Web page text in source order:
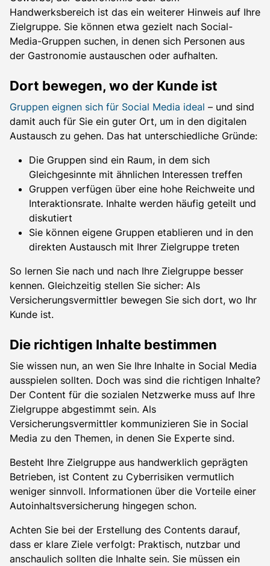
Handwerksbereich ist das ein weiterer Hinweis auf Ihre
Zielgruppe. Sie können etwa gezielt nach Social-
Media-Gruppen suchen, in denen sich Personen aus
der Gastronomie austauschen oder aufhalten.
Dort bewegen, wo der Kunde ist
Gruppen eignen sich für Social Media ideal – und sind
damit auch für Sie ein guter Ort, um in den digitalen
Austausch zu gehen. Das hat unterschiedliche Gründe:
Die Gruppen sind ein Raum, in dem sich
Gleichgesinnte mit ähnlichen Interessen treffen
Gruppen verfügen über eine hohe Reichweite und
Interaktionsrate. Inhalte werden häufig geteilt und
diskutiert
Sie können eigene Gruppen etablieren und in den
direkten Austausch mit Ihrer Zielgruppe treten
So lernen Sie nach und nach Ihre Zielgruppe besser
kennen. Gleichzeitig stellen Sie sicher: Als
Versicherungsvermittler bewegen Sie sich dort, wo Ihr
Kunde ist.
Die richtigen Inhalte bestimmen
Sie wissen nun, an wen Sie Ihre Inhalte in Social Media
ausspielen sollten. Doch was sind die richtigen Inhalte?
Der Content für die sozialen Netzwerke muss auf Ihre
Zielgruppe abgestimmt sein. Als
Versicherungsvermittler kommunizieren Sie in Social
Media zu den Themen, in denen Sie Experte sind.
Besteht Ihre Zielgruppe aus handwerklich geprägten
Betrieben, ist Content zu Cyberrisiken vermutlich
weniger sinnvoll. Informationen über die Vorteile einer
Autoinhaltsversicherung hingegen schon.
Achten Sie bei der Erstellung des Contents darauf,
dass er klare Ziele verfolgt: Praktisch, nutzbar und
anschaulich sollten die Inhalte sein. Sie müssen ein